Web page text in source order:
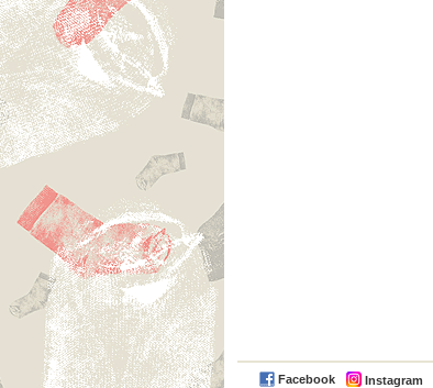
Facebook Instagram